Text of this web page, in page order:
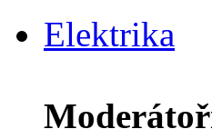
Elektrika